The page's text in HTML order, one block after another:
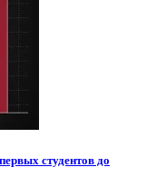
студентов до